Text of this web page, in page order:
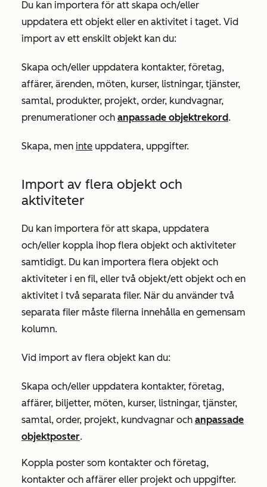
Du kan importera för att skapa och/eller
uppdatera ett objekt eller en aktivitet i taget. Vid
import av ett enskilt objekt kan du:
Skapa och/eller uppdatera kontakter, företag,
affärer, ärenden, möten, kurser, listningar, tjänster,
samtal, produkter, projekt, order, kundvagnar,
prenumerationer och anpassade objektrekord.
Skapa, men inte uppdatera, uppgifter.
Import av flera objekt och
aktiviteter
Du kan importera för att skapa, uppdatera
och/eller koppla ihop flera objekt och aktiviteter
samtidigt. Du kan importera flera objekt och
aktiviteter i en fil, eller två objekt/ett objekt och en
aktivitet i två separata filer. När du använder två
separata filer måste filerna innehålla en gemensam
kolumn.
Vid import av flera objekt kan du:
Skapa och/eller uppdatera kontakter, företag,
affärer, biljetter, möten, kurser, listningar, tjänster,
samtal, order, projekt, kundvagnar och anpassade
objektposter.
Koppla poster som kontakter och företag,
kontakter och affärer eller projekt och uppgifter.